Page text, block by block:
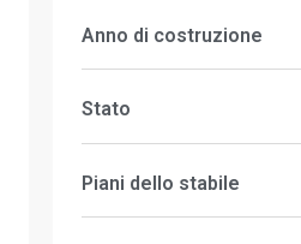
Anno di costruzione
Stato
Piani dello stabile